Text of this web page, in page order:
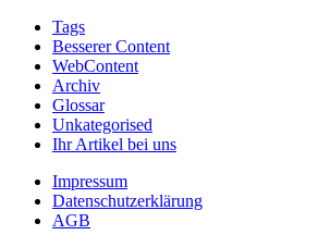
Tags
Besserer Content
WebContent
Archiv
Glossar
Unkategorised
Ihr Artikel bei uns
Impressum
Datenschutzerklärung
AGB